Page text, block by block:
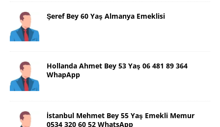
Şeref Bey 60 Yaş Almanya Emeklisi
Hollanda Ahmet Bey 53 Yaş 06 481 89 364
WhapApp
İstanbul Mehmet Bey 55 Yaş Emekli Memur
0534 320 60 52 WhatsApp